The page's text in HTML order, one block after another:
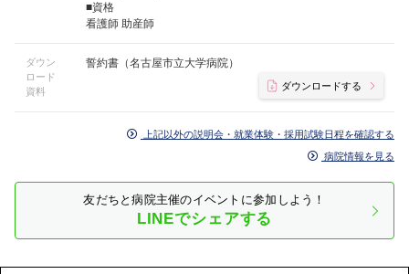
■資格
看護師 助産師
ダウン
ロード
資料
誓約書（名古屋市立大学病院）
ダウンロードする
上記以外の説明会・就業体験・採用試験日程を確認する
病院情報を見る
友だちと病院主催のイベントに参加しよう！
LINEでシェアする